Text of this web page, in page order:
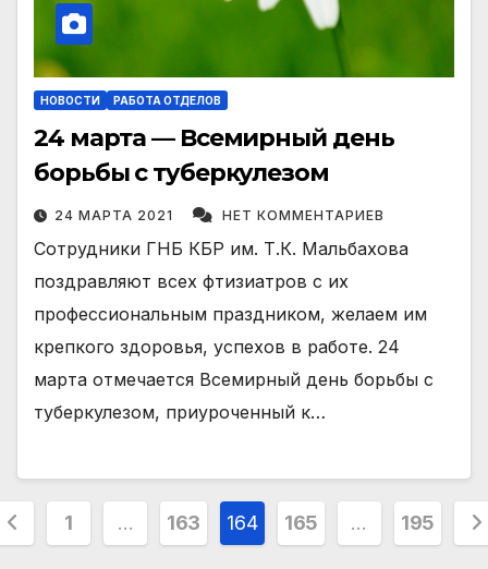
НОВОСТИ РАБОТА ОТДЕЛОВ
24 марта — Всемирный день
борьбы с туберкулезом
24 МАРТА 2021 НЕТ КОММЕНТАРИЕВ
Сотрудники ГНБ КБР им. Т.К. Мальбахова
поздравляют всех фтизиатров с их
профессиональным праздником, желаем им
крепкого здоровья, успехов в работе. 24
марта отмечается Всемирный день борьбы с
туберкулезом, приуроченный к…
1 … 163 164 165 … 195